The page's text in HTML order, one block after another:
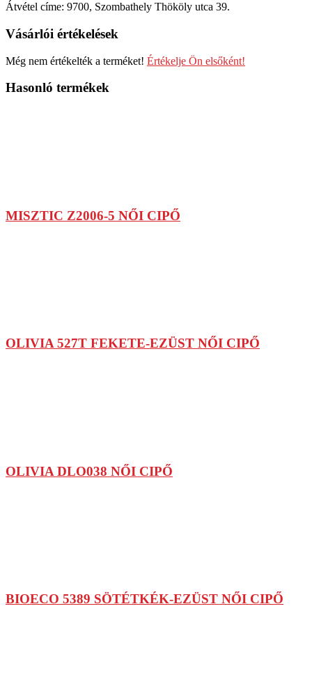
Átvétel címe: 9700, Szombathely Thököly utca 39.
Vásárlói értékelések
Még nem értékelték a terméket! Értékelje Ön elsőként!
Hasonló termékek
MISZTIC Z2006-5 NŐI CIPŐ
OLIVIA 527T FEKETE-EZÜST NŐI CIPŐ
OLIVIA DLO038 NŐI CIPŐ
BIOECO 5389 SÖTÉTKÉK-EZÜST NŐI CIPŐ